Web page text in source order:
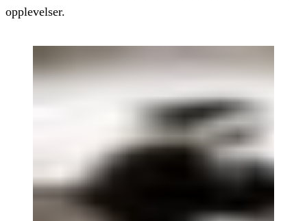
opplevelser.